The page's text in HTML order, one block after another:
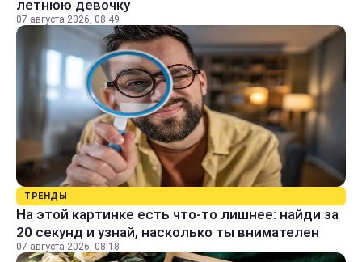
летнюю девочку
07 августа 2026, 08:49
ТРЕНДЫ
На этой картинке есть что-то лишнее: найди за
20 секунд и узнай, насколько ты внимателен
07 августа 2026, 08:18